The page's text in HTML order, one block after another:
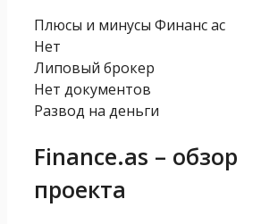
Плюсы и минусы Финанс ас
Нет
Липовый брокер
Нет документов
Развод на деньги
Finance.as – обзор
проекта